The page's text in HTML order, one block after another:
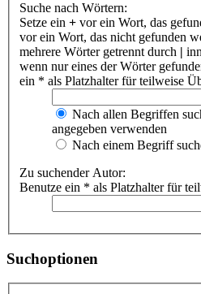
Suche nach Wörtern:
Setze ein + vor ein Wort, das
vor ein Wort, das nicht gefunden
mehrere Wörter getrennt durch |
wenn nur eines der Wörter
ein * als Platzhalter für teilweise
Nach allen Begriffen
angegeben verwenden
Nach einem Begriff
Zu suchender Autor:
Benutze ein * als Platzhalter für
Suchoptionen